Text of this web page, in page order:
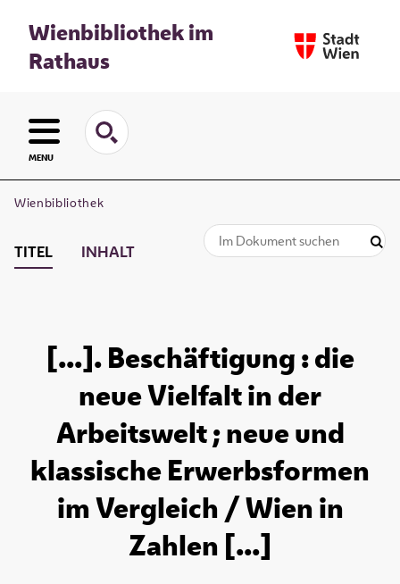
Wienbibliothek im
Rathaus
MENU
Wienbibliothek
TITEL INHALT
[...]. Beschäftigung : die
neue Vielfalt in der
Arbeitswelt ; neue und
klassische Erwerbsformen
im Vergleich / Wien in
Zahlen [...]